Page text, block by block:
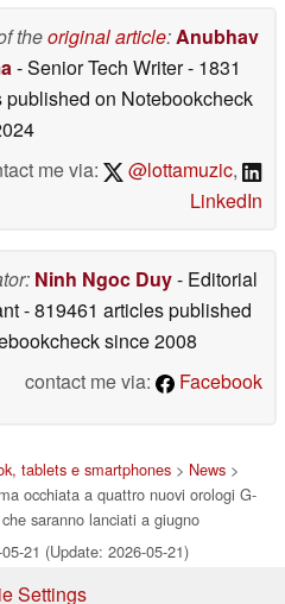
theoriginal article:Anubhav
- Senior Tech Writer- 1831
published on Notebookcheck
me via:
@lottamuzic,
LinkedIn
Ninh Ngoc Duy- Editorial
- 819461 articles published
since 2008
contact me via:
Facebook
tablets e smartphones > News >
occhiata a quattro nuovi orologi G-
saranno lanciati a giugno
21 (Update: 2026-05-21)
Settings